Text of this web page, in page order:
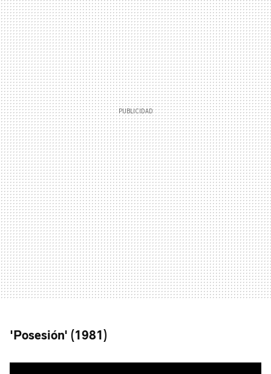
'Posesión' (1981)